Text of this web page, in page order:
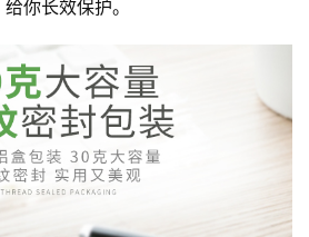
你长效保护。